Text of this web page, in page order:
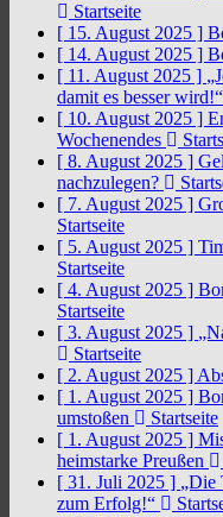
Startseite
[ 15. August 2025 ]
[ 14. August 2025 ]
[ 11. August 2025 ]
damit es besser wird!“
[ 10. August 2025 ]
Wochenendes
[ 8. August 2025 ]
nachzulegen?
[ 7. August 2025 ]
Startseite
[ 5. August 2025 ]
Startseite
[ 4. August 2025 ]
Startseite
[ 3. August 2025 ]
Startseite
[ 2. August 2025 ]
[ 1. August 2025 ]
umstoßen
Startseite
[ 1. August 2025 ]
heimstarke Preußen
[ 31. Juli 2025 ] „Die
zum Erfolg!“